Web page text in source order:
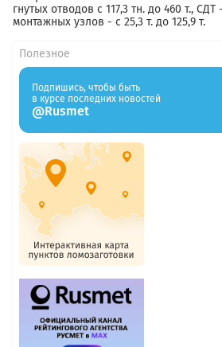
гнутых отводов с 117,3 тн. до 460 т., СДТ
монтажных узлов - с 25,3 т. до 125,9 т.
Полезное
Подпишись, чтобы быть
в курсе последних новостей
@Rusmet